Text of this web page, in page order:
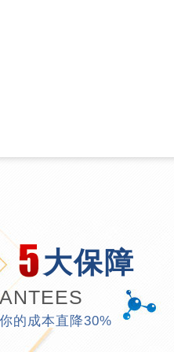
大保障
的成本直降30%